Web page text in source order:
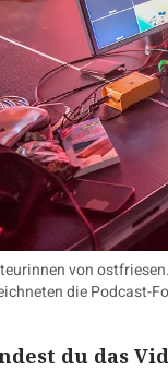
von
die Podcast-
du das